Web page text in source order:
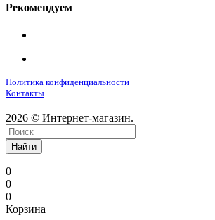
Рекомендуем
Политика конфиденциальности
Контакты
2026 © Интернет-магазин.
Найти
0
0
0
Корзина